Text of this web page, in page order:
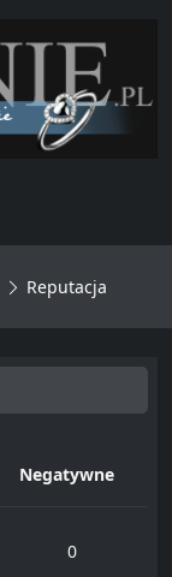
Reputacja
Negatywne
0